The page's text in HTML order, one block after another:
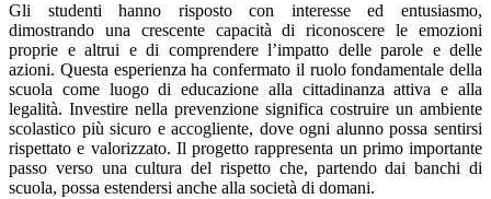
Gli studenti hanno risposto con interesse ed entusiasmo,
dimostrando una crescente capacità di riconoscere le emozioni
proprie e altrui e di comprendere l’impatto delle parole e delle
azioni. Questa esperienza ha confermato il ruolo fondamentale della
scuola come luogo di educazione alla cittadinanza attiva e alla
legalità. Investire nella prevenzione significa costruire un ambiente
scolastico più sicuro e accogliente, dove ogni alunno possa sentirsi
rispettato e valorizzato. Il progetto rappresenta un primo importante
passo verso una cultura del rispetto che, partendo dai banchi di
scuola, possa estendersi anche alla società di domani.